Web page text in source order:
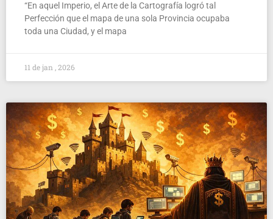
“En aquel Imperio, el Arte de la Cartografía logró tal
Perfección que el mapa de una sola Provincia ocupaba
toda una Ciudad, y el mapa
11 de jan , 2026